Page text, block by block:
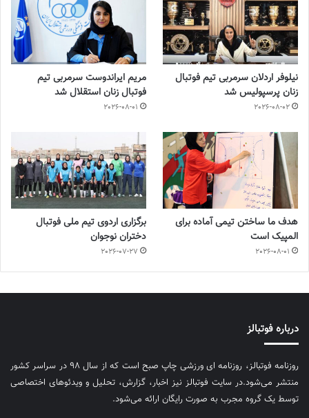
نیلوفر اردلان سرمربی تیم فوتبال
زنان پرسپولیس شد
2026-08-02
مریم ایراندوست سرمربی تیم
فوتبال زنان استقلال شد
2026-08-01
هدف ما ساختن تیمی آماده برای
المپیک است
2026-08-01
برگزاری اردوی تیم ملی فوتبال
دختران نوجوان
2026-07-27
درباره فوتبالز
روزنامه فوتبالز، روزنامه ای ورزشی چاپ صبح است که از سال ۹۸ در سراسر کشور
منتشر می‌شود.در سایت فوتبالز نیز اخبار، گزارش، تحلیل و ویدئوهای اختصاصی
توسط یک گروه مجرب به صورت رایگان ارائه می‌شود.